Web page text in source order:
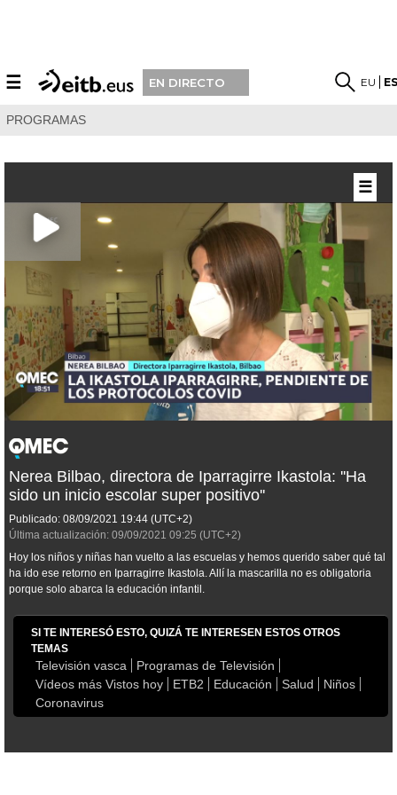
☰ EN DIRECTO EU
PROGRAMAS
Nerea Bilbao, directora de Iparragirre Ikastola: ''Ha
sido un inicio escolar super positivo''
Publicado: 08/09/2021 19:44 (UTC+2)
Última actualización: 09/09/2021 09:25 (UTC+2)
Hoy los niños y niñas han vuelto a las escuelas y hemos querido saber qué tal
ha ido ese retorno en Iparragirre Ikastola. Allí la mascarilla no es obligatoria
porque solo abarca la educación infantil.
SI TE INTERESÓ ESTO, QUIZÁ TE INTERESEN ESTOS OTROS
TEMAS
Televisión vasca
Programas de Televisión
Vídeos más Vistos hoy
ETB2 Educación Salud
Niños
Coronavirus
☰